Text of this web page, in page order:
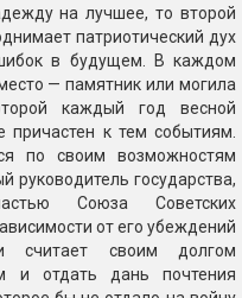
на лучшее, то второй
патриотический дух
в будущем. В каждом
— памятник или могила
каждый год весной
причастен к тем событиям.
по своим возможностям
руководитель государства,
Союза Советских
от его убеждений
считает своим долгом
и отдать дань почтения